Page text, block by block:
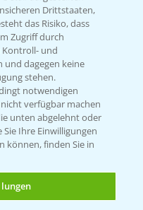
uns
Drittstaaten,
das Risiko, dass
Zugriff durch
Kontroll- und
und dagegen keine
stehen.
notwendigen
verfügbar machen
unten abgelehnt oder
Ihre Einwilligungen
können, finden Sie in